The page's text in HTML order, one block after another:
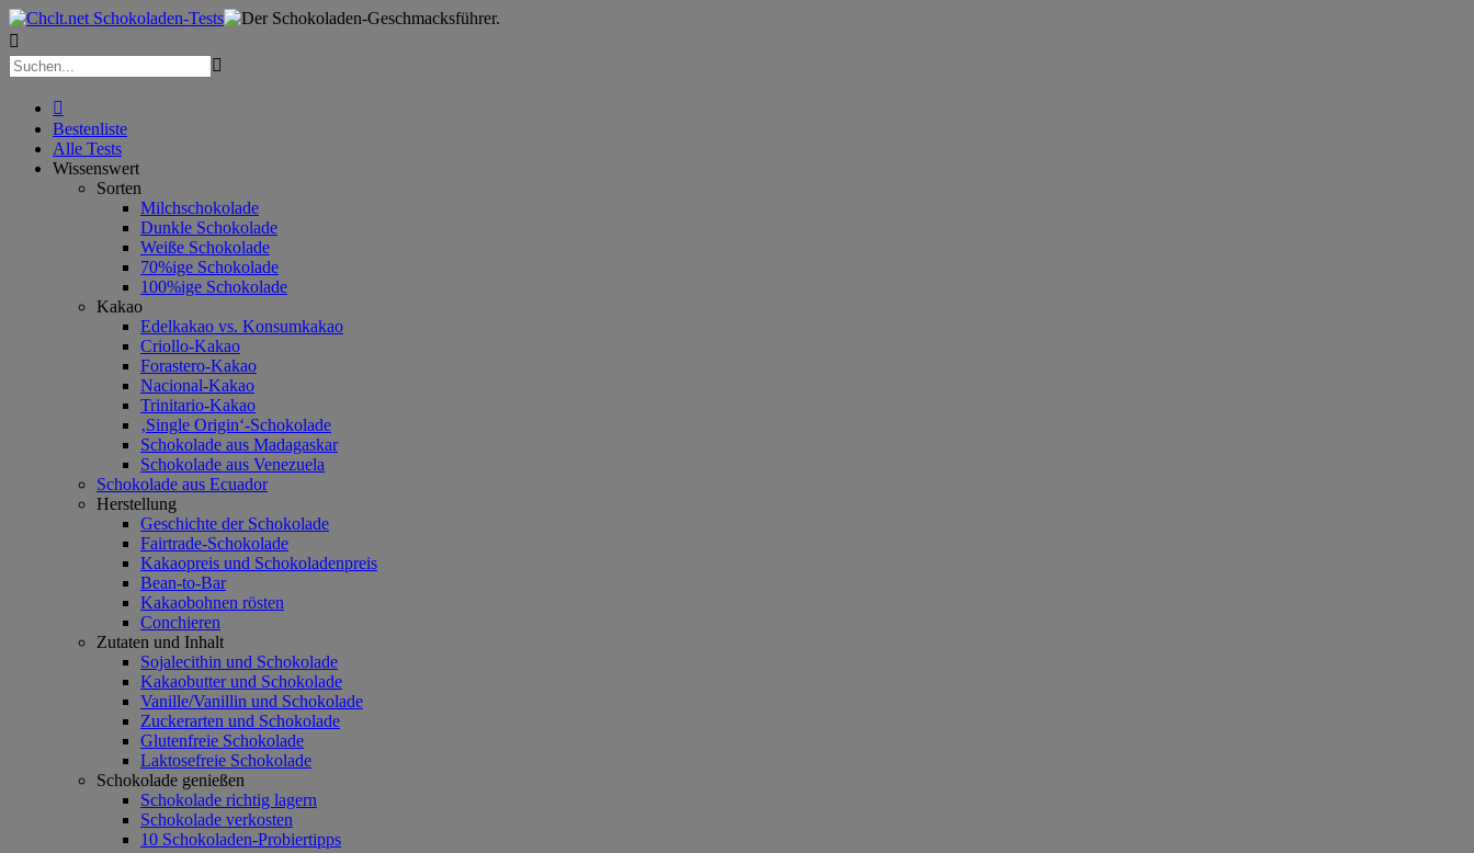



Bestenliste
Alle Tests
Wissenswert
Sorten
Milchschokolade
Dunkle Schokolade
Weiße Schokolade
70%ige Schokolade
100%ige Schokolade
Kakao
Edelkakao vs. Konsumkakao
Criollo-Kakao
Forastero-Kakao
Nacional-Kakao
Trinitario-Kakao
‚Single Origin‘-Schokolade
Schokolade aus Madagaskar
Schokolade aus Venezuela
Schokolade aus Ecuador
Herstellung
Geschichte der Schokolade
Fairtrade-Schokolade
Kakaopreis und Schokoladenpreis
Bean-to-Bar
Kakaobohnen rösten
Conchieren
Zutaten und Inhalt
Sojalecithin und Schokolade
Kakaobutter und Schokolade
Vanille/Vanillin und Schokolade
Zuckerarten und Schokolade
Glutenfreie Schokolade
Laktosefreie Schokolade
Schokolade genießen
Schokolade richtig lagern
Schokolade verkosten
10 Schokoladen-Probiertipps